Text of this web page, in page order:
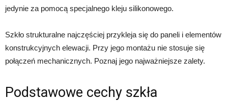
jedynie za pomocą specjalnego kleju silikonowego.
Szkło strukturalne najczęściej przykleja się do paneli i elementów
konstrukcyjnych elewacji. Przy jego montażu nie stosuje się
połączeń mechanicznych. Poznaj jego najważniejsze zalety.
Podstawowe cechy szkła